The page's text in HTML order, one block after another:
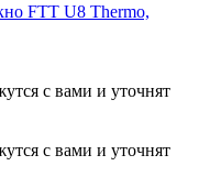
FTT U8 Thermo,
с вами и уточнят
с вами и уточнят